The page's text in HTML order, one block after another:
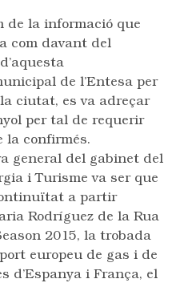
de la informació que
com davant del
de l’Entesa per
ciutat, es va adreçar
per tal de requerir
la confirmés.
general del gabinet del
i Turisme va ser que
a partir
Rodríguez de la Rua
2015, la trobada
europeu de gas i de
d’Espanya i França, el